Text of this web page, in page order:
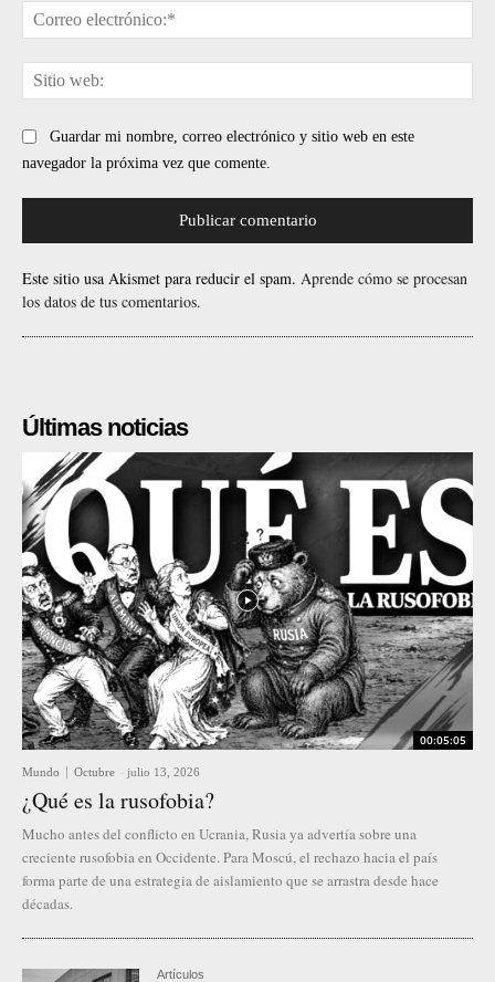
Guardar mi nombre, correo electrónico y sitio web en este
navegador la próxima vez que comente.
Este sitio usa Akismet para reducir el spam. Aprende cómo se procesan
los datos de tus comentarios.
Últimas noticias
00:05:05
Mundo Octubre - julio 13, 2026
¿Qué es la rusofobia?
Mucho antes del conflicto en Ucrania, Rusia ya advertía sobre una
creciente rusofobia en Occidente. Para Moscú, el rechazo hacia el país
forma parte de una estrategia de aislamiento que se arrastra desde hace
décadas.
Artículos